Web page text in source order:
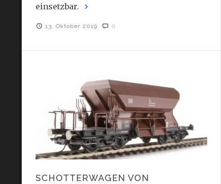
einsetzbar.
13. Oktober 2019 0
SCHOTTERWAGEN VON